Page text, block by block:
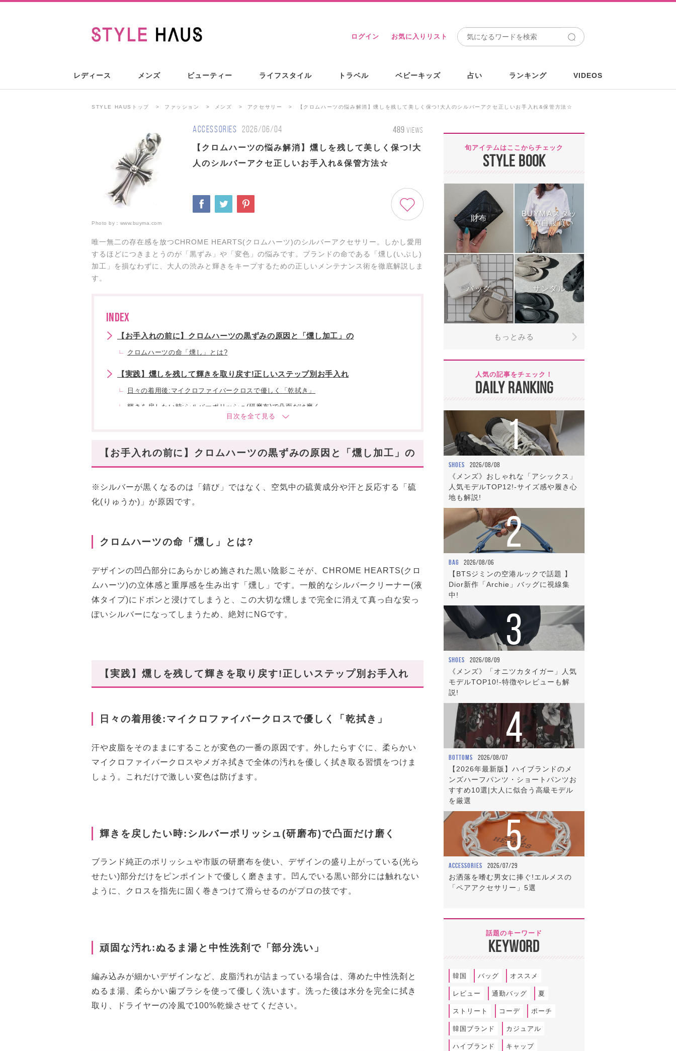
ログイン お気に入りリスト
レディース メンズ ビューティー ライフスタイル トラベル ベビーキッズ 占い ランキング VIDEOS
STYLE HAUSトップ ファッション メンズ アクセサリー 【クロムハーツの悩み解消】燻しを残して美しく保つ!大人のシルバーアクセ正しいお手入れ&保管方法☆
ACCESSORIES 2026/06/04 489 VIEWS
【クロムハーツの悩み解消】燻しを残して美しく保つ!大
人のシルバーアクセ正しいお手入れ&保管方法☆
Photo by： www.buyma.com
唯一無二の存在感を放つCHROME HEARTS(クロムハーツ)のシルバーアクセサリー。しかし愛用
するほどにつきまとうのが「黒ずみ」や「変色」の悩みです。ブランドの命である「燻し(いぶし)
加工」を損なわずに、大人の渋みと輝きをキープするための正しいメンテナンス術を徹底解説しま
す。
INDEX
【お手入れの前に】クロムハーツの黒ずみの原因と「燻し加工」の
クロムハーツの命「燻し」とは?
【実践】燻しを残して輝きを取り戻す!正しいステップ別お手入れ
日々の着用後:マイクロファイバークロスで優しく「乾拭き」
輝きを戻したい時:シルバーポリッシュ(研磨布)で凸面だけ磨く
空気に触れさせない「密閉チャック袋」が最強の味方
【大人の名品】今狙うべき手入れもしやすい◎アクセ3選
③ ID フローラルクロス ブレスレット
〜まとめ〜
【お手入れの前に】クロムハーツの黒ずみの原因と「燻し加工」の
※シルバーが黒くなるのは「錆び」ではなく、空気中の硫黄成分や汗と反応する「硫
化(りゅうか)」が原因です。
クロムハーツの命「燻し」とは?
デザインの凹凸部分にあらかじめ施された黒い陰影こそが、CHROME HEARTS(クロ
ムハーツ)の立体感と重厚感を生み出す「燻し」です。一般的なシルバークリーナー(液
体タイプ)にドボンと浸けてしまうと、この大切な燻しまで完全に消えて真っ白な安っ
ぽいシルバーになってしまうため、絶対にNGです。
【実践】燻しを残して輝きを取り戻す!正しいステップ別お手入れ
日々の着用後:マイクロファイバークロスで優しく「乾拭き」
汗や皮脂をそのままにすることが変色の一番の原因です。外したらすぐに、柔らかい
マイクロファイバークロスやメガネ拭きで全体の汚れを優しく拭き取る習慣をつけま
しょう。これだけで激しい変色は防げます。
輝きを戻したい時:シルバーポリッシュ(研磨布)で凸面だけ磨く
ブランド純正のポリッシュや市販の研磨布を使い、デザインの盛り上がっている(光ら
せたい)部分だけをピンポイントで優しく磨きます。凹んでいる黒い部分には触れない
ように、クロスを指先に固く巻きつけて滑らせるのがプロの技です。
頑固な汚れ:ぬるま湯と中性洗剤で「部分洗い」
編み込みが細かいデザインなど、皮脂汚れが詰まっている場合は、薄めた中性洗剤と
ぬるま湯、柔らかい歯ブラシを使って優しく洗います。洗った後は水分を完全に拭き
取り、ドライヤーの冷風で100%乾燥させてください。
旬アイテムはここからチェック
STYLE BOOK
財布
BUYMAスタッ
フの自腹買い
バッグ サンダル
もっとみる
人気の記事をチェック！
DAILY RANKING
1
SHOES 2026/08/08
《メンズ》おしゃれな「アシックス」
人気モデルTOP12!-サイズ感や履き心
地も解説!
2
BAG 2026/08/06
【BTSジミンの空港ルックで話題 】
Dior新作「Archie」バッグに視線集
中!
3
SHOES 2026/08/09
《メンズ》「オニツカタイガー」人気
モデルTOP10!-特徴やレビューも解
説!
4
BOTTOMS 2026/08/07
【2026年最新版】ハイブランドのメ
ンズハーフパンツ・ショートパンツお
すすめ10選|大人に似合う高級モデル
を厳選
5
ACCESSORIES 2026/07/29
お洒落を嗜む男女に捧ぐ!エルメスの
「ペアアクセサリー」5選
話題のキーワード
KEYWORD
韓国 バッグ オススメ
レビュー 通勤バッグ 夏
ストリート コーデ ポーチ
韓国ブランド カジュアル
ハイブランド キャップ